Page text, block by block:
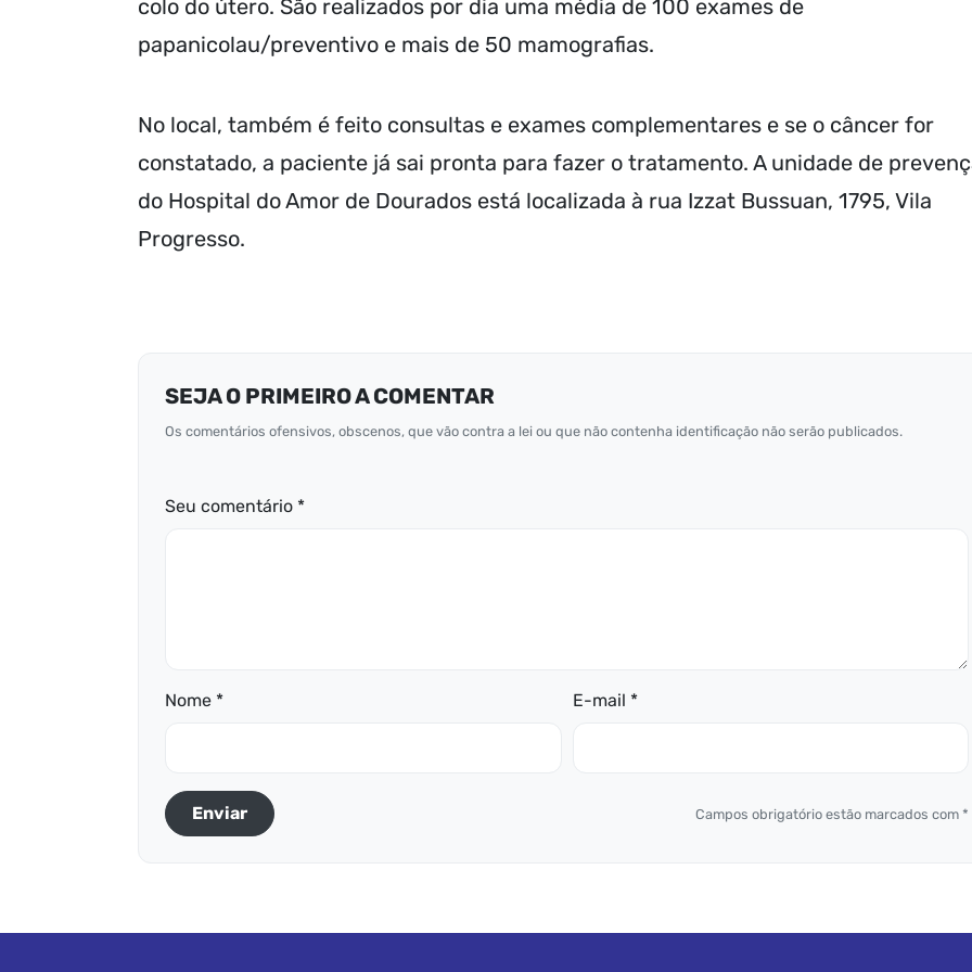
colo do útero. São realizados por dia uma média de 100 exames de
papanicolau/preventivo e mais de 50 mamografias.
No local, também é feito consultas e exames complementares e se o câncer for
constatado, a paciente já sai pronta para fazer o tratamento. A unidade de
do Hospital do Amor de Dourados está localizada à rua Izzat Bussuan, 1795, Vila
Progresso.
SEJA O PRIMEIRO A COMENTAR
Os comentários ofensivos, obscenos, que vão contra a lei ou que não contenha identificação não serão publicados.
Seu comentário *
Nome * E-mail *
Enviar Campos obrigatório estão marcados com *